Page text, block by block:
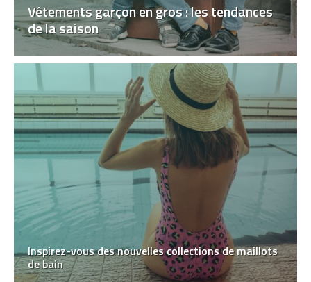
Vêtements garçon en gros : les tendances
de la saison
Inspirez-vous des nouvelles collections de maillots
de bain